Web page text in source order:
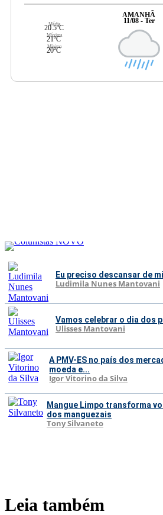
Média
20.5ºC
Máxima
21ºC
Mínima
20ºC
AMANHÃ
11/08 - Ter
Eu preciso descansar de
Ludimila Nunes Mantovani
Vamos celebrar o dia dos
Ulisses Mantovani
A PMV-ES no país dos
moeda e...
Igor Vitorino da Silva
Mangue Limpo transforma
dos manguezais
Tony Silvaneto
Leia também